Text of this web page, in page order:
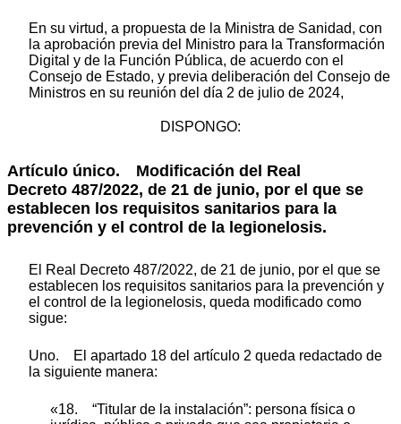
En su virtud, a propuesta de la Ministra de Sanidad, con
la aprobación previa del Ministro para la Transformación
Digital y de la Función Pública, de acuerdo con el
Consejo de Estado, y previa deliberación del Consejo de
Ministros en su reunión del día 2 de julio de 2024,
DISPONGO:
Artículo único. Modificación del Real
Decreto 487/2022, de 21 de junio, por el que se
establecen los requisitos sanitarios para la
prevención y el control de la legionelosis.
El Real Decreto 487/2022, de 21 de junio, por el que se
establecen los requisitos sanitarios para la prevención y
el control de la legionelosis, queda modificado como
sigue:
Uno. El apartado 18 del artículo 2 queda redactado de
la siguiente manera:
«18. “Titular de la instalación”: persona física o